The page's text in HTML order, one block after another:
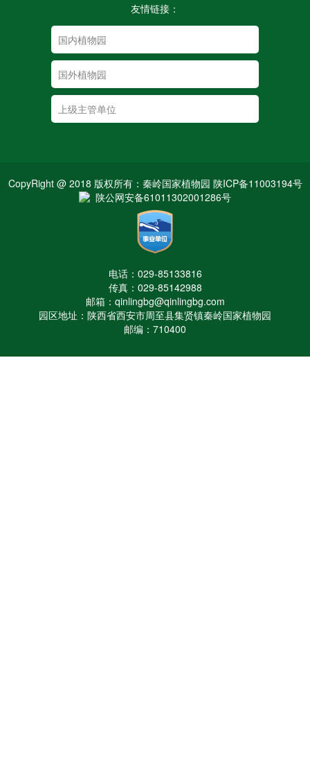
友情链接：
CopyRight @ 2018 版权所有：秦岭国家植物园 陕ICP备11003194号
陕公网安备61011302001286号
电话：029-85133816
传真：029-85142988
邮箱：qinlingbg@qinlingbg.com
园区地址：陕西省西安市周至县集贤镇秦岭国家植物园
邮编：710400